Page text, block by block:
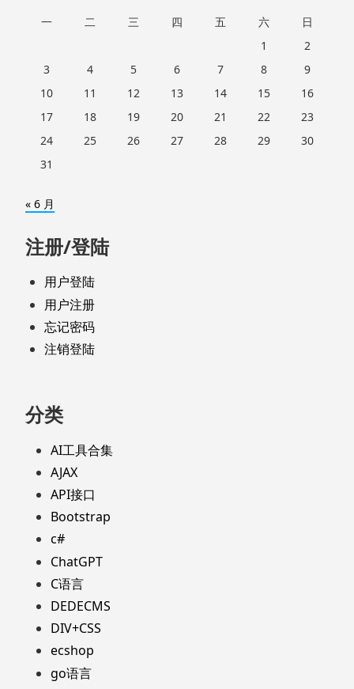
一 二 三 四 五 六
日
1
2
3
4 5 6 7 8
9
10
11 12 13 14 15
16
17
18 19 20 21 22
23
24
25 26 27 28 29
30
31
« 6 月
注册/登陆
用户登陆
用户注册
忘记密码
注销登陆
分类
AI工具合集
AJAX
API接口
Bootstrap
c#
ChatGPT
C语言
DEDECMS
DIV+CSS
ecshop
go语言